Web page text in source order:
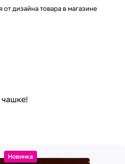
дизайна товара в магазине
чашке!
Новинка